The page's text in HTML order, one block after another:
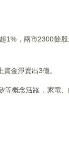
1%，兩市2300餘股
金淨賣出3億。
等概念活躍，家電、